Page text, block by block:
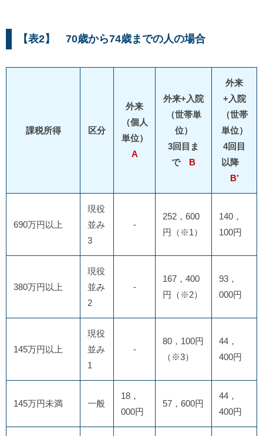
【表2】 70歳から74歳までの人の場合
課税所得 区分
外来
（個人
単位）
A
外来+入院
（世帯単
位）
3回目ま
で B
外来
+入院
（世帯
単位）
4回目
以降
B’
690万円以上
現役
並み
3
-
252，600
円（※1）
140，
100円
380万円以上
現役
並み
2
-
167，400
円（※2）
93，
000円
145万円以上
現役
並み
1
-
80，100円
（※3）
44，
400円
145万円未満 一般
18，
000円
57，600円
44，
400円